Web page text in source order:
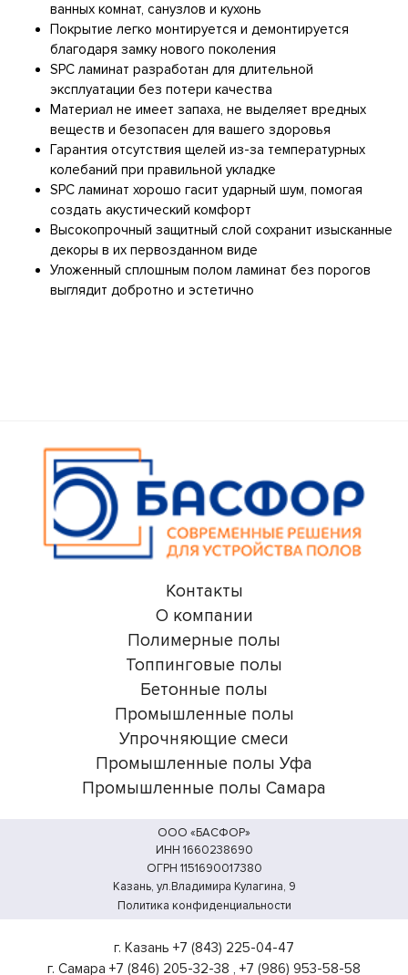
ванных комнат, санузлов и кухонь
Покрытие легко монтируется и демонтируется
благодаря замку нового поколения
SPC ламинат разработан для длительной
эксплуатации без потери качества
Материал не имеет запаха, не выделяет вредных
веществ и безопасен для вашего здоровья
Гарантия отсутствия щелей из-за температурных
колебаний при правильной укладке
SPC ламинат хорошо гасит ударный шум, помогая
создать акустический комфорт
Высокопрочный защитный слой сохранит изысканные
декоры в их первозданном виде
Уложенный сплошным полом ламинат без порогов
выглядит добротно и эстетично
Контакты
О компании
Полимерные полы
Топпинговые полы
Бетонные полы
Промышленные полы
Упрочняющие смеси
Промышленные полы Уфа
Промышленные полы Самара
ООО «БАСФОР»
ИНН 1660238690
ОГРН 1151690017380
Казань, ул.Владимира Кулагина, 9
Политика конфиденциальности
г. Казань +7 (843) 225-04-47
г. Самара +7 (846) 205-32-38 , +7 (986) 953-58-58